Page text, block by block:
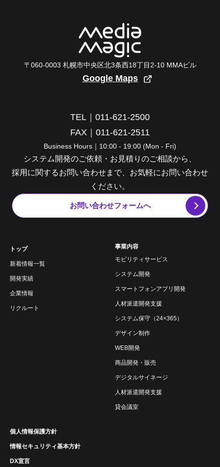
〒060-0003 札幌市中央区北3条西18丁目2-10 MMAビル
Google Maps
TEL｜011-621-2500
FAX｜011-621-2511
Business Hours｜10:00 - 19:00 (Mon - Fri)
システム開発のご依頼・お見積りのご相談から、
採用に関するお問い合わせまで、お気軽にお問い合わせ
ください。
お問い合わせフォームへ
トップ
新着情報一覧
開発実績
企業情報
リクルート
事業内容
モビリティサービス
システム開発
スマートフォンアプリ開発
人材派遣開発支援
システム保守（24×365）
デザイン制作
WEB開発
商品開発・販売
デジタルサイネージ
人材派遣開発支援
貸会議室
個人情報保護方針
情報セキュリティ基本方針
DX宣言